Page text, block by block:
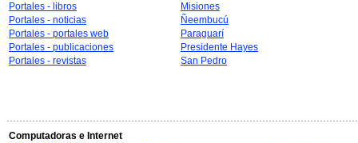
Portales - libros
Portales - noticias
Portales - portales web
Portales - publicaciones
Portales - revistas
Misiones
Ñeembucú
Paraguarí
Presidente Hayes
San Pedro
Computadoras e Internet